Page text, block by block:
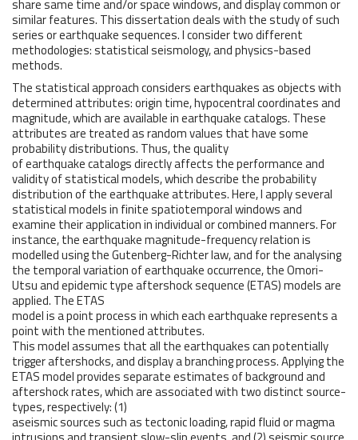
share same time and/or space windows, and display common or
similar features. This dissertation deals with the study of such
series or earthquake sequences. I consider two different
methodologies: statistical seismology, and physics-based
methods.
The statistical approach considers earthquakes as objects with
determined attributes: origin time, hypocentral coordinates and
magnitude, which are available in earthquake catalogs. These
attributes are treated as random values that have some
probability distributions. Thus, the quality
of earthquake catalogs directly affects the performance and
validity of statistical models, which describe the probability
distribution of the earthquake attributes. Here, I apply several
statistical models in finite spatiotemporal windows and
examine their application in individual or combined manners. For
instance, the earthquake magnitude-frequency relation is
modelled using the Gutenberg-Richter law, and for the analysing
the temporal variation of earthquake occurrence, the Omori-
Utsu and epidemic type aftershock sequence (ETAS) models are
applied. The ETAS
model is a point process in which each earthquake represents a
point with the mentioned attributes.
This model assumes that all the earthquakes can potentially
trigger aftershocks, and display a branching process. Applying the
ETAS model provides separate estimates of background and
aftershock rates, which are associated with two distinct source-
types, respectively: (1)
aseismic sources such as tectonic loading, rapid fluid or magma